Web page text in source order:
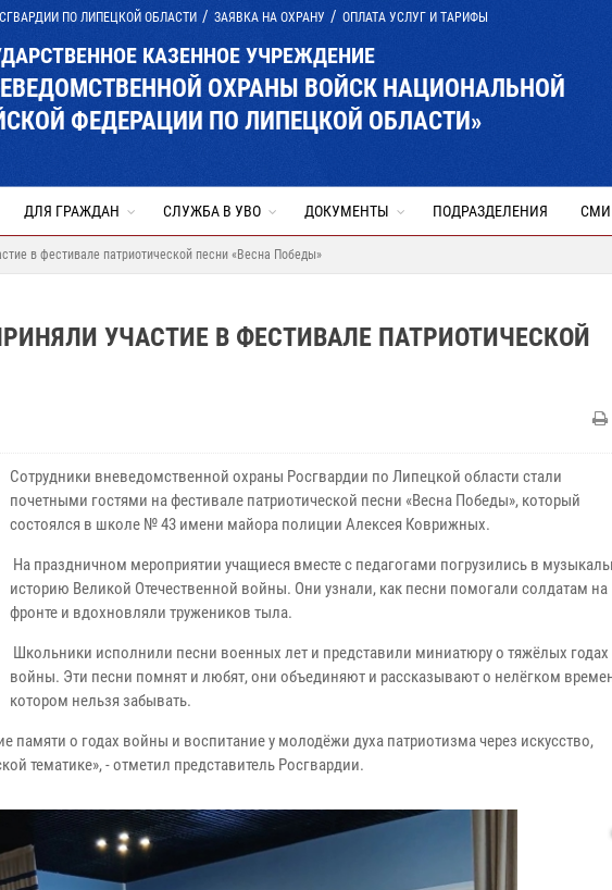
ПО ЛИПЕЦКОЙ ОБЛАСТИ ЗАЯВКА НА ОХРАНУ ОПЛАТА УСЛУГ И ТАРИФЫ
КАЗЕННОЕ УЧРЕЖДЕНИЕ
ОХРАНЫ ВОЙСК НАЦИОНАЛЬНОЙ
ФЕДЕРАЦИИ ПО ЛИПЕЦКОЙ ОБЛАСТИ»
ДЛЯ ГРАЖДАН СЛУЖБА В УВО ДОКУМЕНТЫ ПОДРАЗДЕЛЕНИЯ СМИ
в фестивале патриотической песни «Весна Победы»
УЧАСТИЕ В ФЕСТИВАЛЕ ПАТРИОТИЧЕСКОЙ
Сотрудники вневедомственной охраны Росгвардии по Липецкой области стали
почетными гостями на фестивале патриотической песни «Весна Победы», который
состоялся в школе № 43 имени майора полиции Алексея Коврижных.
На праздничном мероприятии учащиеся вместе с педагогами погрузились в
историю Великой Отечественной войны. Они узнали, как песни помогали солдатам на
фронте и вдохновляли тружеников тыла.
Школьники исполнили песни военных лет и представили миниатюру о тяжёлых годах
войны. Эти песни помнят и любят, они объединяют и рассказывают о нелёгком
котором нельзя забывать.
памяти о годах войны и воспитание у молодёжи духа патриотизма через искусство,
тематике», - отметил представитель Росгвардии.